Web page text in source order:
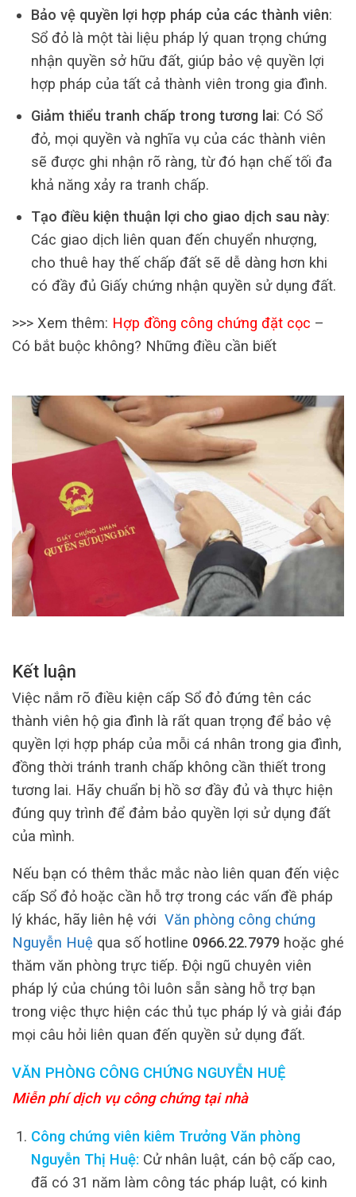
Bảo vệ quyền lợi hợp pháp của các thành viên:
Sổ đỏ là một tài liệu pháp lý quan trọng chứng
nhận quyền sở hữu đất, giúp bảo vệ quyền lợi
hợp pháp của tất cả thành viên trong gia đình.
Giảm thiểu tranh chấp trong tương lai: Có Sổ
đỏ, mọi quyền và nghĩa vụ của các thành viên
sẽ được ghi nhận rõ ràng, từ đó hạn chế tối đa
khả năng xảy ra tranh chấp.
Tạo điều kiện thuận lợi cho giao dịch sau này:
Các giao dịch liên quan đến chuyển nhượng,
cho thuê hay thế chấp đất sẽ dễ dàng hơn khi
có đầy đủ Giấy chứng nhận quyền sử dụng đất.
>>> Xem thêm: Hợp đồng công chứng đặt cọc –
Có bắt buộc không? Những điều cần biết
Kết luận
Việc nắm rõ điều kiện cấp Sổ đỏ đứng tên các
thành viên hộ gia đình là rất quan trọng để bảo vệ
quyền lợi hợp pháp của mỗi cá nhân trong gia đình,
đồng thời tránh tranh chấp không cần thiết trong
tương lai. Hãy chuẩn bị hồ sơ đầy đủ và thực hiện
đúng quy trình để đảm bảo quyền lợi sử dụng đất
của mình.
Nếu bạn có thêm thắc mắc nào liên quan đến việc
cấp Sổ đỏ hoặc cần hỗ trợ trong các vấn đề pháp
lý khác, hãy liên hệ với Văn phòng công chứng
Nguyễn Huệ qua số hotline 0966.22.7979 hoặc ghé
thăm văn phòng trực tiếp. Đội ngũ chuyên viên
pháp lý của chúng tôi luôn sẵn sàng hỗ trợ bạn
trong việc thực hiện các thủ tục pháp lý và giải đáp
mọi câu hỏi liên quan đến quyền sử dụng đất.
VĂN PHÒNG CÔNG CHỨNG NGUYỄN HUỆ
Miễn phí dịch vụ công chứng tại nhà
Công chứng viên kiêm Trưởng Văn phòng
Nguyễn Thị Huệ: Cử nhân luật, cán bộ cấp cao,
đã có 31 năm làm công tác pháp luật, có kinh